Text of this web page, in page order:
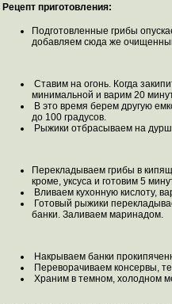
Рецепт приготовления:
Подготовленные грибы
добавляем сюда же
Ставим на огонь. Когда
минимальной и варим 20
В это время берем другую
до 100 градусов.
Рыжики отбрасываем на
Перекладываем грибы в
кроме, уксуса и готовим 5
Вливаем кухонную кислоту,
Готовый рыжики
банки. Заливаем маринадом.
Накрываем банки
Переворачиваем консервы,
Храним в темном, холодном